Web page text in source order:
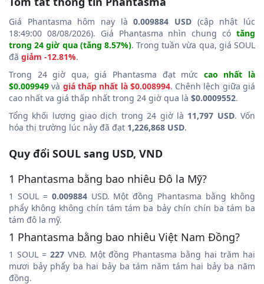
Giá Phantasma hôm nay là0.009884 USD (cập nhật lúc
18:49:00 08/08/2026). Giá Phantasma nhìn chung có tăng
trong 24 giờ qua (tăng 8.57%). Trong tuần vừa qua, giá SOUL
đã giảm -12.81%.
Trong 24 giờ qua, giá Phantasma đạt mức cao nhất là
$0.009949 và giá thấp nhất là $0.008994. Chênh lệch giữa giá
cao nhất va giá thấp nhất trong 24 giờ qua là $0.0009552.
Tổng khối lượng giao dịch trong 24 giờ là 11,797 USD. Vốn
hóa thị trường lúc này đã đạt 1,226,868 USD.
Quy đổi SOUL sang USD, VND
1 Phantasma bằng bao nhiêu Đô la Mỹ?
1 SOUL = 0.009884USD. Một đồng Phantasma bằng không
phẩy không không chín tám tám ba bảy chín chín ba tám ba
tám đô la mỹ.
1 Phantasma bằng bao nhiêu Việt Nam Đồng?
1 SOUL = 227VNĐ. Một đồng Phantasma bằng hai trăm hai
mươi bảy phẩy ba hai bảy ba tám năm tám hai bảy ba năm
đồng.